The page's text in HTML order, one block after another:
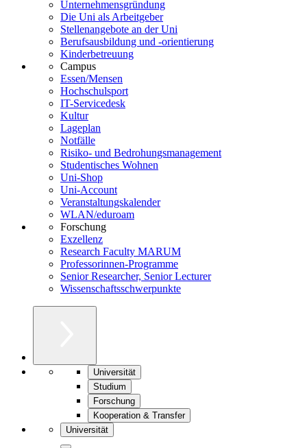
Unternehmensgründung
Die Uni als Arbeitgeber
Stellenangebote an der Uni
Berufsausbildung und -orientierung
Kinderbetreuung
Campus
Essen/Mensen
Hochschulsport
IT-Servicedesk
Kultur
Lageplan
Notfälle
Risiko- und Bedrohungsmanagement
Studentisches Wohnen
Uni-Shop
Uni-Account
Veranstaltungskalender
WLAN/eduroam
Forschung
Exzellenz
Research Faculty MARUM
Professorinnen-Programme
Senior Researcher, Senior Lecturer
Wissenschaftsschwerpunkte
Universität
Studium
Forschung
Kooperation & Transfer
Universität